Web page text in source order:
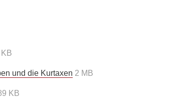
und die Kurtaxen 2 MB
KB